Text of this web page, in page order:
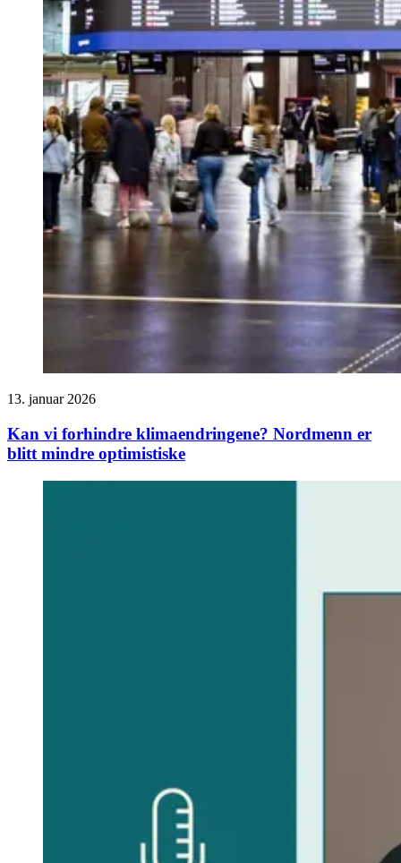
13. januar 2026
Kan vi forhindre klimaendringene? Nordmenn er
blitt mindre optimistiske